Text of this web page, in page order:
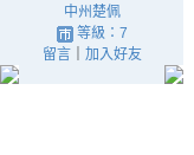
中州楚佩
等級：7
留言｜ 加入好友